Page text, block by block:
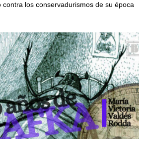
contra los conservadurismos de su época